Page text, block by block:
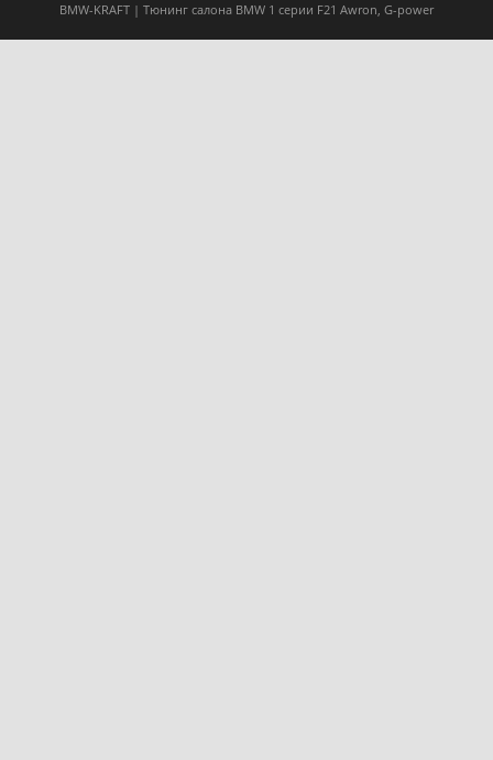
BMW-KRAFT | Тюнинг салона BMW 1 серии F21 Awron, G-power